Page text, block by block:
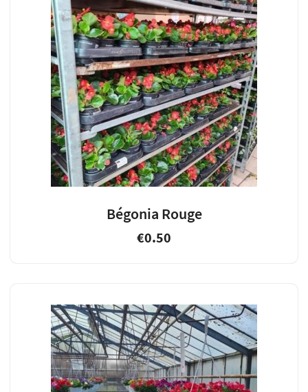
Bégonia Rouge
€0.50